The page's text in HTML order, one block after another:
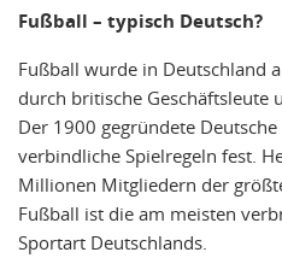
Fußball – typisch Deutsch?
Fußball wurde in Deutschland
durch britische Geschäftsleute
Der 1900 gegründete
verbindliche Spielregeln fest.
Millionen Mitgliedern der
Fußball ist die am meisten
Sportart Deutschlands.